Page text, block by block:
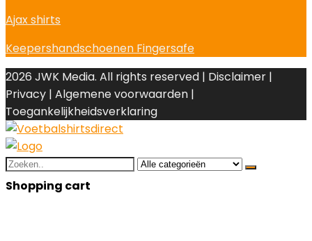
Ajax shirts
Keepershandschoenen Fingersafe
2026 JWK Media. All rights reserved | Disclaimer |
Privacy | Algemene voorwaarden |
Toegankelijkheidsverklaring
Search
for:
Shopping cart